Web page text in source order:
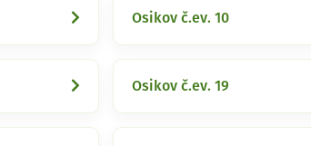
Osikov č.ev. 10
Osikov č.ev. 19